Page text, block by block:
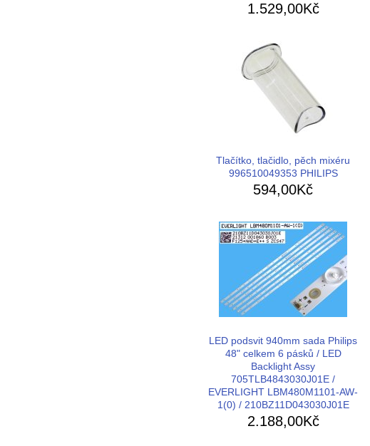
1.529,00Kč
Tlačítko, tlačidlo, pěch mixéru
996510049353 PHILIPS
594,00Kč
LED podsvit 940mm sada Philips
48" celkem 6 pásků / LED
Backlight Assy
705TLB4843030J01E /
EVERLIGHT LBM480M1101-AW-
1(0) / 210BZ11D043030J01E
2.188,00Kč